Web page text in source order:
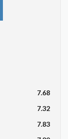
7.68
7.32
7.83